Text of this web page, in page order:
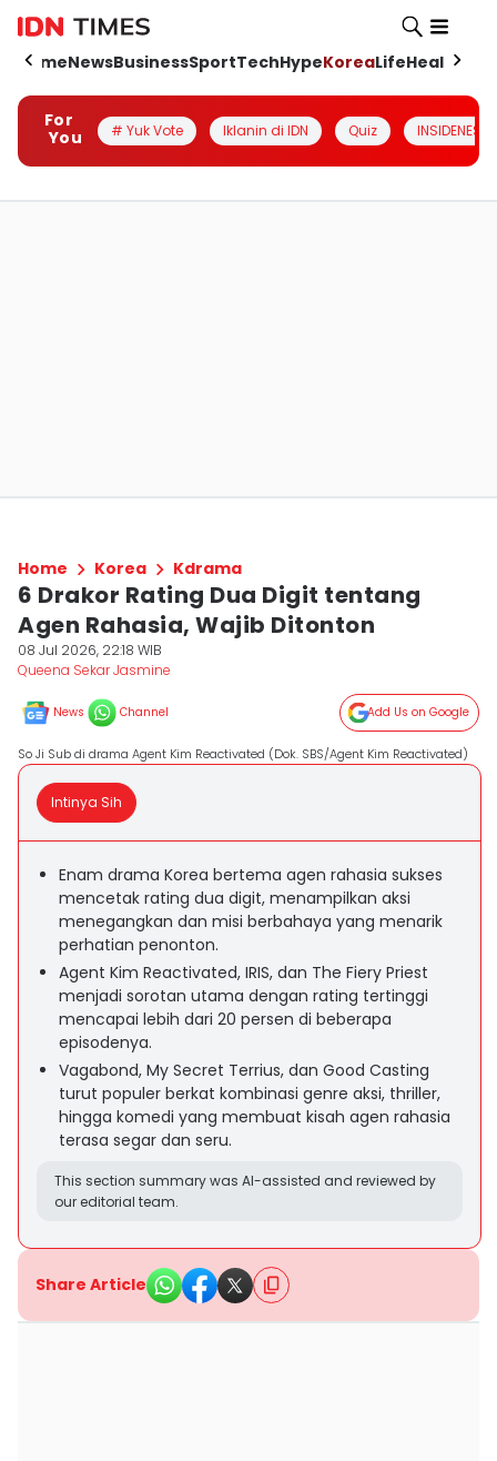
HomeNewsBusinessSportTechHypeKoreaLifeHealth
For
You
# Yuk Vote Iklanin di IDN Quiz INSIDENESIA
Home Korea Kdrama
6 Drakor Rating Dua Digit tentang
Agen Rahasia, Wajib Ditonton
08 Jul 2026, 22:18 WIB
Queena Sekar Jasmine
News Channel Add Us on Google
So Ji Sub di drama Agent Kim Reactivated (Dok. SBS/Agent Kim Reactivated)
Intinya Sih
Enam drama Korea bertema agen rahasia sukses
mencetak rating dua digit, menampilkan aksi
menegangkan dan misi berbahaya yang menarik
perhatian penonton.
Agent Kim Reactivated, IRIS, dan The Fiery Priest
menjadi sorotan utama dengan rating tertinggi
mencapai lebih dari 20 persen di beberapa
episodenya.
Vagabond, My Secret Terrius, dan Good Casting
turut populer berkat kombinasi genre aksi, thriller,
hingga komedi yang membuat kisah agen rahasia
terasa segar dan seru.
This section summary was AI-assisted and reviewed by
our editorial team.
Share Article